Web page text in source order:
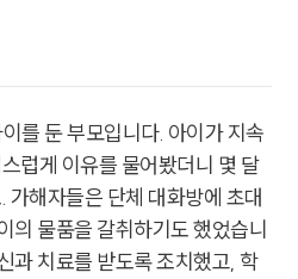
를 둔 부모입니다. 아이가 지속
럽게 이유를 물어봤더니 몇 달
가해자들은 단체 대화방에 초대
의 물품을 갈취하기도 했었습니
과 치료를 받도록 조치했고, 학